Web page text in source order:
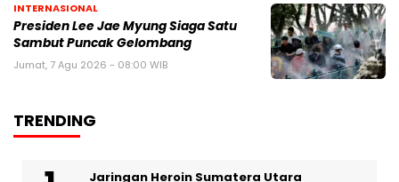
INTERNASIONAL
Presiden Lee Jae Myung Siaga Satu
Sambut Puncak Gelombang
Jumat, 7 Agu 2026 - 08:00 WIB
TRENDING
Jaringan Heroin Sumatera Utara